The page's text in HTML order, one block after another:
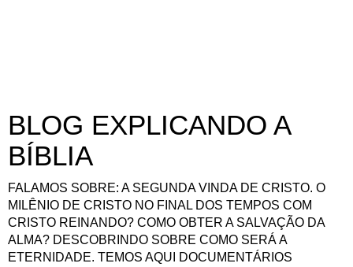
BLOG EXPLICANDO A
BÍBLIA
FALAMOS SOBRE: A SEGUNDA VINDA DE CRISTO. O
MILÊNIO DE CRISTO NO FINAL DOS TEMPOS COM
CRISTO REINANDO? COMO OBTER A SALVAÇÃO DA
ALMA? DESCOBRINDO SOBRE COMO SERÁ A
ETERNIDADE. TEMOS AQUI DOCUMENTÁRIOS